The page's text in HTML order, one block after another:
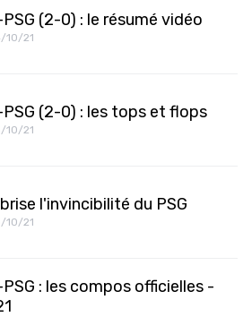
(2-0) : le résumé vidéo
10/21
PSG (2-0) : les tops et flops
10/21
l'invincibilité du PSG
10/21
: les compos officielles -